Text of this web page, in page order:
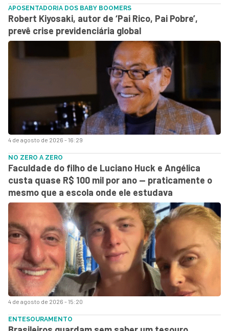
4 de agosto de 2026 - 16:29
APOSENTADORIA DOS BABY BOOMERS
Robert Kiyosaki, autor de ‘Pai Rico, Pai Pobre’,
prevê crise previdenciária global
4 de agosto de 2026 - 15:20
NO ZERO A ZERO
Faculdade do filho de Luciano Huck e Angélica
custa quase R$ 100 mil por ano — praticamente o
mesmo que a escola onde ele estudava
ENTESOURAMENTO